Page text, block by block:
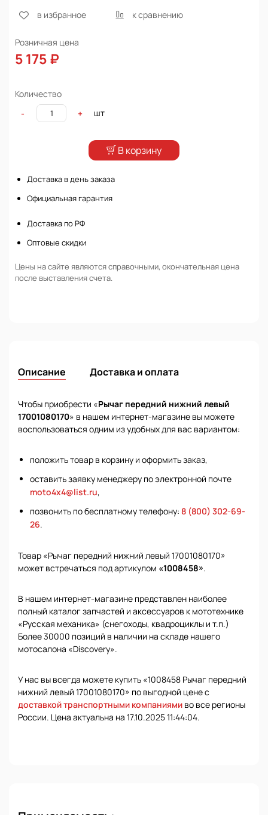
в избранное к сравнению
Розничная цена
5 175 ₽
Количество
-
+ шт
В корзину
Доставка в день заказа
Официальная гарантия
Доставка по РФ
Оптовые скидки
Цены на сайте являются справочными, окончательная цена
после выставления счета.
Описание Доставка и оплата
Чтобы приобрести «Рычаг передний нижний левый
17001080170» в нашем интернет-магазине вы можете
воспользоваться одним из удобных для вас вариантом:
положить товар в корзину и оформить заказ,
оставить заявку менеджеру по электронной почте
moto4x4@list.ru,
позвонить по бесплатному телефону: 8 (800) 302-69-
26.
Товар «Рычаг передний нижний левый 17001080170»
может встречаться под артикулом «1008458».
В нашем интернет-магазине представлен наиболее
полный каталог запчастей и аксессуаров к мототехнике
«Русская механика» (снегоходы, квадроциклы и т.п.)
Более 30000 позиций в наличии на складе нашего
мотосалона «Discovery».
У нас вы всегда можете купить «1008458 Рычаг передний
нижний левый 17001080170» по выгодной цене с
доставкой транспортными компаниями во все регионы
России. Цена актуальна на 17.10.2025 11:44:04.